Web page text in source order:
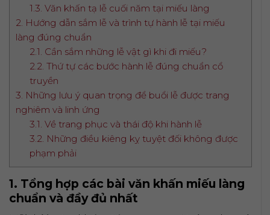
1.3. Văn khấn tạ lễ cuối năm tại miếu làng
2. Hướng dẫn sắm lễ và trình tự hành lễ tại miếu
làng đúng chuẩn
2.1. Cần sắm những lễ vật gì khi đi miếu?
2.2. Thứ tự các bước hành lễ đúng chuẩn cổ
truyền
3. Những lưu ý quan trọng để buổi lễ được trang
nghiêm và linh ứng
3.1. Về trang phục và thái độ khi hành lễ
3.2. Những điều kiêng kỵ tuyệt đối không được
phạm phải
1. Tổng hợp các bài văn khấn miếu làng
chuẩn và đầy đủ nhất